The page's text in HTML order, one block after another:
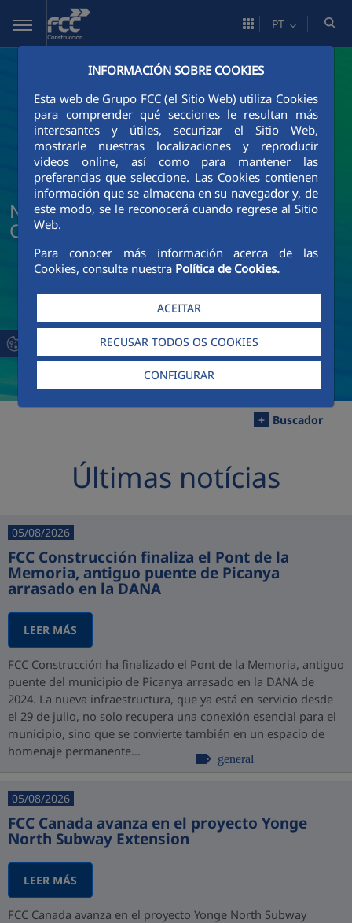
Pular para o Conteúdo principal
INFORMACIÓN SOBRE COOKIES
Esta web de Grupo FCC (el Sitio Web) utiliza Cookies
para comprender qué secciones le resultan más
interesantes y útiles, securizar el Sitio Web,
mostrarle nuestras localizaciones y reproducir
videos online, así como para mantener las
preferencias que seleccione. Las Cookies contienen
información que se almacena en su navegador y, de
este modo, se le reconocerá cuando regrese al Sitio
Web.
Para conocer más información acerca de las
Cookies, consulte nuestra Política de Cookies.
ACEITAR
RECUSAR TODOS OS COOKIES
CONFIGURAR
PT
Notícias e atualidade da FCC
Construcción
+ Buscador
Últimas notícias
05/08/2026
FCC Construcción finaliza el Pont de la
Memoria, antiguo puente de Picanya
arrasado en la DANA
LEER MÁS
FCC Construcción ha finalizado el Pont de la Memoria, antiguo
puente del municipio de Picanya arrasado en la DANA de
2024. La nueva infraestructura, que ya está en servicio desde
el 29 de julio, no solo recupera una conexión esencial para el
municipio, sino que se convierte también en un espacio de
homenaje permanente...
general
05/08/2026
FCC Canada avanza en el proyecto Yonge
North Subway Extension
LEER MÁS
FCC Canada avanza en el proyecto Yonge North Subway